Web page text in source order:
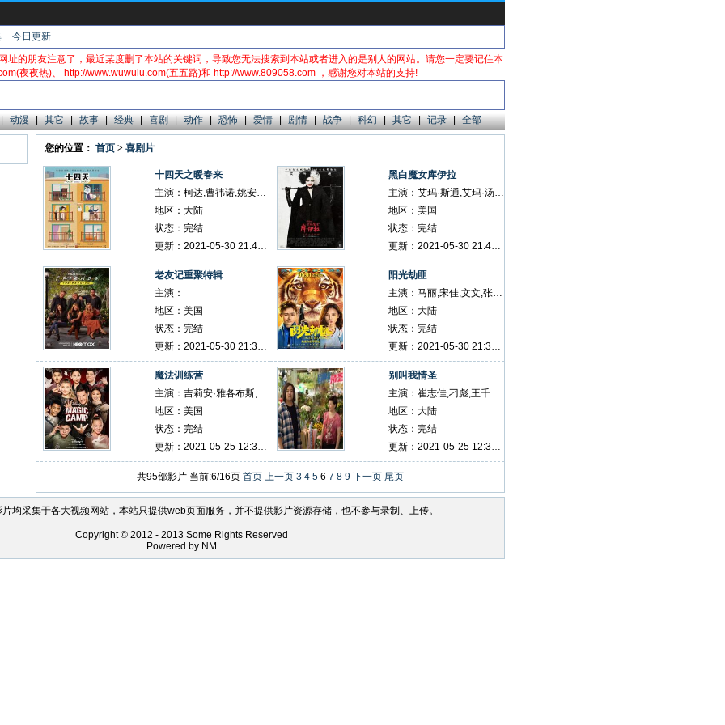
今日更新
址的朋友注意了，最近某度删了本站的关键词，导致您无法搜索到本站或者进入的是别人的网站。请您一定要记住本
夜夜热)、 http://www.wuwulu.com(五五路)和 http://www.809058.com ，感谢您对本站的支持!
| 动漫 | 其它 | 故事 | 经典 | 喜剧 | 动作 | 恐怖 | 爱情 | 剧情 | 战争 | 科幻 | 其它 | 记录 | 全部
您的位置： 首页 > 喜剧片
十四天之暖春来
主演：柯达,曹祎诺,姚安濂,苇青,颜景瑶
地区：大陆
状态：完结
更新：2021-05-30 21:44:00
黑白魔女库伊拉
主演：艾玛·斯通,艾玛·汤普森,马克·斯特朗,保罗·沃尔特·豪泽
地区：美国
状态：完结
更新：2021-05-30 21:40:45
老友记重聚特辑
主演：
地区：美国
状态：完结
更新：2021-05-30 21:39:27
阳光劫匪
主演：马丽,宋佳,文文,张海宇,谢锐韬,曾志伟
地区：大陆
状态：完结
更新：2021-05-30 21:38:33
魔法训练营
主演：吉莉安·雅各布斯,亚当·德维尼,阿尔迪斯·霍吉
地区：美国
状态：完结
更新：2021-05-25 12:33:50
别叫我情圣
主演：崔志佳,刁彪,王千果,李昆鹰,刘超,孙越
地区：大陆
状态：完结
更新：2021-05-25 12:32:57
共95部影片 当前:6/16页 首页 上一页 3 4 5 6 7 8 9 下一页 尾页
均采集于各大视频网站，本站只提供web页面服务，并不提供影片资源存储，也不参与录制、上传。
Copyright © 2012 - 2013 Some Rights Reserved
Powered by NM